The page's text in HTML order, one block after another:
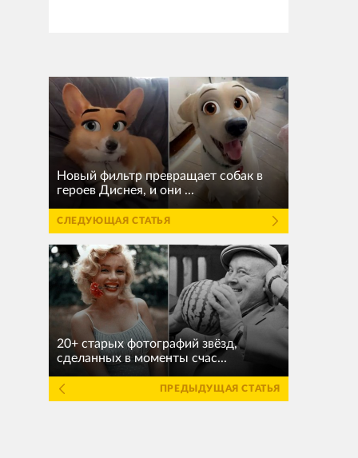
Новый фильтр превращает собак в
героев Диснея, и они ...
СЛЕДУЮЩАЯ СТАТЬЯ
20+ старых фотографий звёзд,
сделанных в моменты счас...
ПРЕДЫДУЩАЯ СТАТЬЯ